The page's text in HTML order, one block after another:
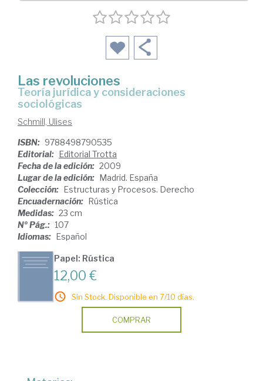
Las revoluciones
teoría jurídica y consideraciones
sociológicas
Schmill, Ulises
ISBN: 9788498790535
Editorial: Editorial Trotta
Fecha de la edición: 2009
Lugar de la edición: Madrid. España
Colección: Estructuras y Procesos. Derecho
Encuadernación: Rústica
Medidas: 23 cm
Nº Pág.: 107
Idiomas: Español
Papel: Rústica
12,00 €
Sin Stock. Disponible en 7/10 días.
COMPRAR